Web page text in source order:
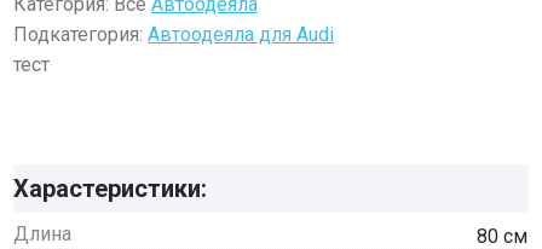
Подкатегория:Автоодеяла для Audi
тест
Харастеристики:
Длина 80 см